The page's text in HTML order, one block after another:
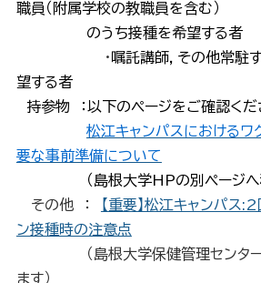
職員（附属学校の教職員を含む）
のうち接種を希望する者
・ 嘱託講師，その他常駐
望する者
持参物 ：以下のページをご確認くだ
松江キャンパスにおけるワ
要な事前準備について
（島根大学HPの別ページへ移
その他 ：
【重要】松江キャンパス
ン接種時の注意点
（島根大学保健管理センター
ます）